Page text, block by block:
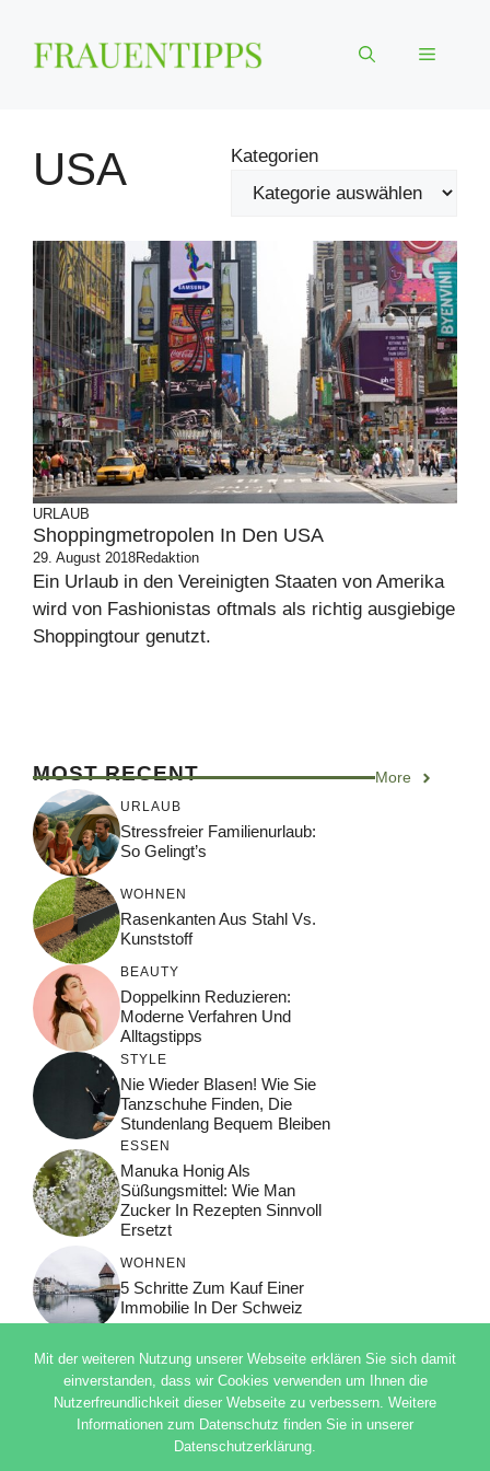
Inhalt
springen
Menü
USA Kategorien
URLAUB
Shoppingmetropolen In Den USA
29. August 2018Redaktion
Ein Urlaub in den Vereinigten Staaten von Amerika
wird von Fashionistas oftmals als richtig ausgiebige
Shoppingtour genutzt.
MOST RECENT More
URLAUB
Stressfreier Familienurlaub:
So Gelingt’s
WOHNEN
Rasenkanten Aus Stahl Vs.
Kunststoff
BEAUTY
Doppelkinn Reduzieren:
Moderne Verfahren Und
Alltagstipps
STYLE
Nie Wieder Blasen! Wie Sie
Tanzschuhe Finden, Die
Stundenlang Bequem Bleiben
ESSEN
Manuka Honig Als
Süßungsmittel: Wie Man
Zucker In Rezepten Sinnvoll
Ersetzt
WOHNEN
5 Schritte Zum Kauf Einer
Immobilie In Der Schweiz
© 2026 ADSIMPLE
DATENSCHUTZERKLÄRUNG
Mit der weiteren Nutzung unserer Webseite erklären Sie sich damit
einverstanden, dass wir Cookies verwenden um Ihnen die
Nutzerfreundlichkeit dieser Webseite zu verbessern. Weitere
Informationen zum Datenschutz finden Sie in unserer
Datenschutzerklärung.